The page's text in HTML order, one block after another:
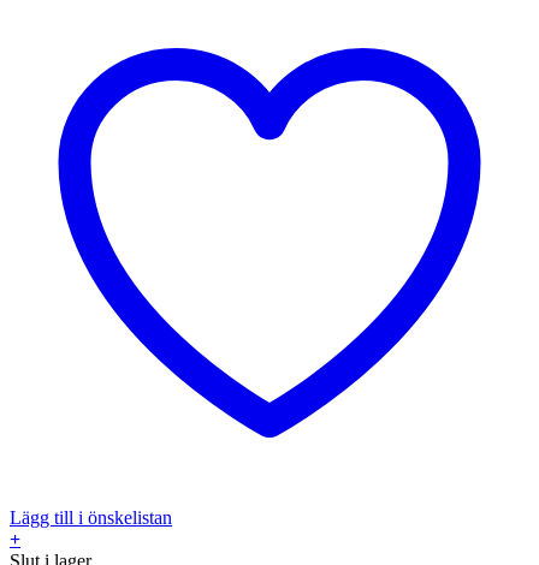
Lägg till i önskelistan
+
Slut i lager